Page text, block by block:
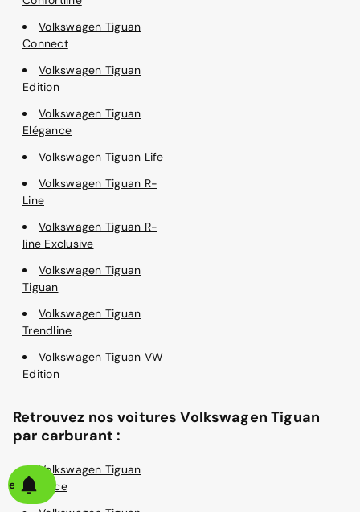
Volkswagen Tiguan
Connect
Volkswagen Tiguan
Edition
Volkswagen Tiguan
Elégance
Volkswagen Tiguan Life
Volkswagen Tiguan R-
Line
Volkswagen Tiguan R-
line Exclusive
Volkswagen Tiguan
Tiguan
Volkswagen Tiguan
Trendline
Volkswagen Tiguan VW
Edition
Retrouvez nos voitures Volkswagen Tiguan
par carburant :
Volkswagen Tiguan
Essence